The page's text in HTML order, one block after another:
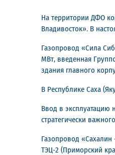
На территории ДФО
Владивосток». В
Газопровод «Сила
МВт, введенная
здания главного
В Республике Саха
Ввод в эксплуатацию
стратегически
Газопровод «Сахалин
ТЭЦ-2 (Приморский